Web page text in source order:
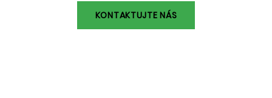
KONTAKTUJTE NÁS